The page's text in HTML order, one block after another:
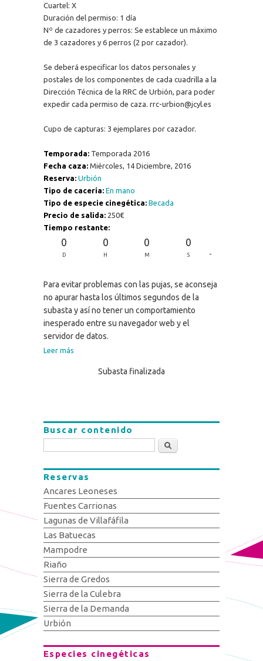
Cuartel: X
Duración del permiso: 1 día
Nº de cazadores y perros: Se establece un máximo
de 3 cazadores y 6 perros (2 por cazador).
Se deberá especificar los datos personales y
postales de los componentes de cada cuadrilla a la
Dirección Técnica de la RRC de Urbión, para poder
expedir cada permiso de caza. rrc-urbion@jcyl.es
Cupo de capturas: 3 ejemplares por cazador.
Temporada: Temporada 2016
Fecha caza: Miércoles, 14 Diciembre, 2016
Reserva: Urbión
Tipo de cacería: En mano
Tipo de especie cinegética: Becada
Precio de salida: 250€
Tiempo restante:
0
D
0
H
0
M
0
S -
Para evitar problemas con las pujas, se aconseja
no apurar hasta los últimos segundos de la
subasta y así no tener un comportamiento
inesperado entre su navegador web y el
servidor de datos.
Leer más
Subasta finalizada
Buscar contenido
Buscar
Reservas
Ancares Leoneses
Fuentes Carrionas
Lagunas de Villafáfila
Las Batuecas
Mampodre
Riaño
Sierra de Gredos
Sierra de la Culebra
Sierra de la Demanda
Urbión
Especies cinegéticas